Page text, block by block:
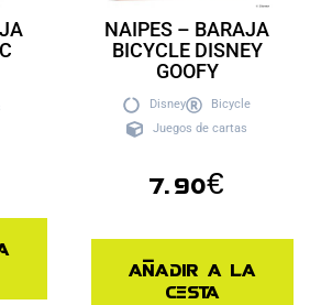
NAIPES – BARAJA
BICYCLE DISNEY
GOOFY
Disney
Bicycle
Juegos de cartas
7.90€
Añadir a la
cesta